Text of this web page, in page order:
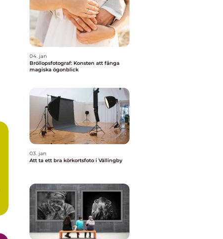
04. jan
Bröllopsfotograf: Konsten att fånga
magiska ögonblick
03. jan
Att ta ett bra körkortsfoto i Vällingby